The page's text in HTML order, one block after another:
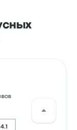
4.1